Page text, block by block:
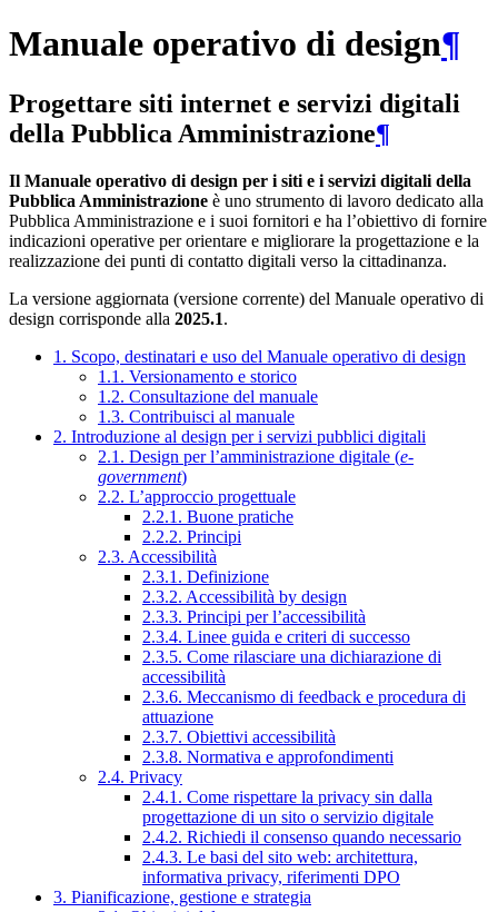
Manuale operativo di design¶
Progettare siti internet e servizi digitali
della Pubblica Amministrazione¶
Il Manuale operativo di design per i siti e i servizi digitali della
Pubblica Amministrazione è uno strumento di lavoro dedicato alla
Pubblica Amministrazione e i suoi fornitori e ha l’obiettivo di fornire
indicazioni operative per orientare e migliorare la progettazione e la
realizzazione dei punti di contatto digitali verso la cittadinanza.
La versione aggiornata (versione corrente) del Manuale operativo di
design corrisponde alla 2025.1.
1. Scopo, destinatari e uso del Manuale operativo di design
1.1. Versionamento e storico
1.2. Consultazione del manuale
1.3. Contribuisci al manuale
2. Introduzione al design per i servizi pubblici digitali
2.1. Design per l’amministrazione digitale (e-
government)
2.2. L’approccio progettuale
2.2.1. Buone pratiche
2.2.2. Principi
2.3. Accessibilità
2.3.1. Definizione
2.3.2. Accessibilità by design
2.3.3. Principi per l’accessibilità
2.3.4. Linee guida e criteri di successo
2.3.5. Come rilasciare una dichiarazione di
accessibilità
2.3.6. Meccanismo di feedback e procedura di
attuazione
2.3.7. Obiettivi accessibilità
2.3.8. Normativa e approfondimenti
2.4. Privacy
2.4.1. Come rispettare la privacy sin dalla
progettazione di un sito o servizio digitale
2.4.2. Richiedi il consenso quando necessario
2.4.3. Le basi del sito web: architettura,
informativa privacy, riferimenti DPO
3. Pianificazione, gestione e strategia